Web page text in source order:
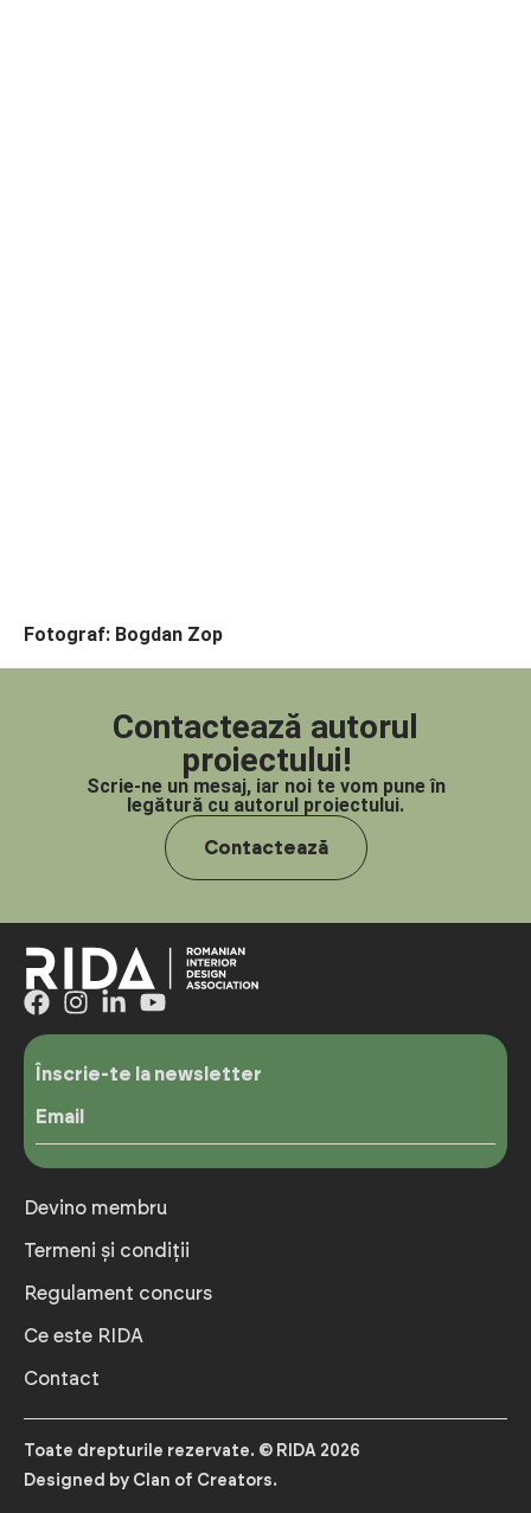
Fotograf: Bogdan Zop
Contactează autorul
proiectului!
Scrie-ne un mesaj, iar noi te vom pune în
legătură cu autorul proiectului.
Contactează
Înscrie-te la newsletter
Email
Devino membru
Termeni și condiții
Regulament concurs
Ce este RIDA
Contact
Toate drepturile rezervate. © RIDA 2026
Designed by Clan of Creators.